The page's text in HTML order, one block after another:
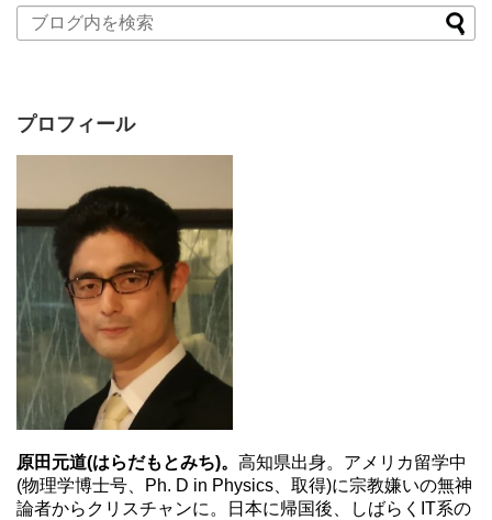
プロフィール
原田元道(はらだもとみち)。 高知県出身。アメリカ留学中
(物理学博士号、Ph. D in Physics、取得)に宗教嫌いの無神
論者からクリスチャンに。日本に帰国後、しばらくIT系の